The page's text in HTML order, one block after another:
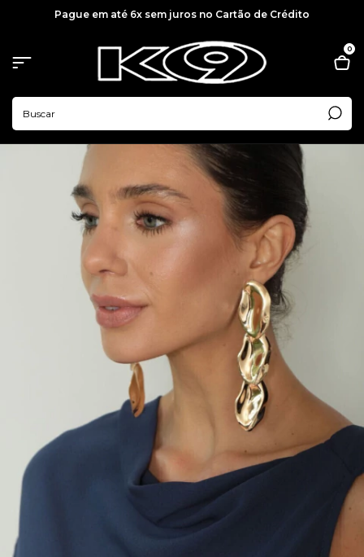
Pague em até 6x sem juros no Cartão de Crédito
0